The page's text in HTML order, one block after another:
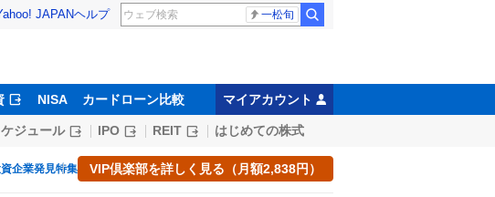
JAPANヘルプ 一松旬
NISA カードローン比較 マイアカウント
ジュール IPO REIT はじめての株式
企業発見特集 VIP倶楽部を詳しく見る（月額2,838円）